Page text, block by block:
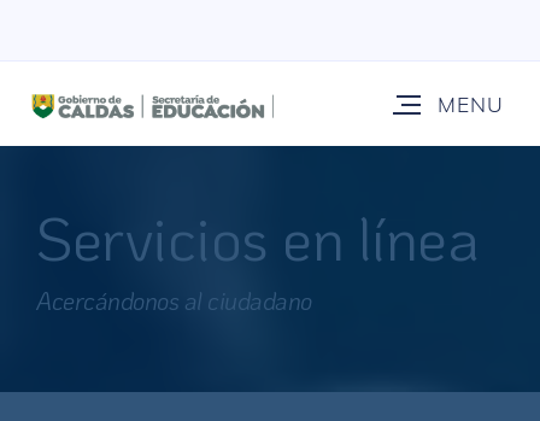
Servicios en línea
Acercándonos al ciudadano